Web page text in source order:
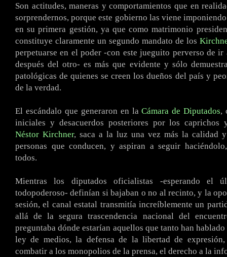
Son actitudes, maneras y comportamientos que en
sorprendernos, porque este gobierno las viene
en su primera gestión, ya que como matrimonio
constituye claramente un segundo mandato de los
perpetuarse en el poder -con este jueguito perverso de ir
después del otro- es más que evidente y sólo
patológicas de quienes se creen los dueños del país y
de la verdad.
El escándalo que generaron en laCámara de Diputados,
iniciales y desacuerdos posteriores por los caprichos
Néstor Kirchner, saca a la luz una vez más la calidad
personas que conducen, y aspiran a seguir
todos.
Mientras los diputados oficialistas -esperando el
todopoderoso- definían si bajaban o no al recinto, y la
sesión, el canal estatal transmitía increíblemente un
allá de la segura trascendencia nacional del
preguntaba dónde estarían aquellos que tanto han
ley de medios, la defensa de la libertad de
combatir a los monopolios de la prensa, el derecho a la